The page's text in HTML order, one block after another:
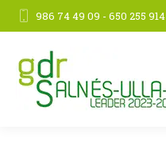
986 74 49 09 - 650 255 914